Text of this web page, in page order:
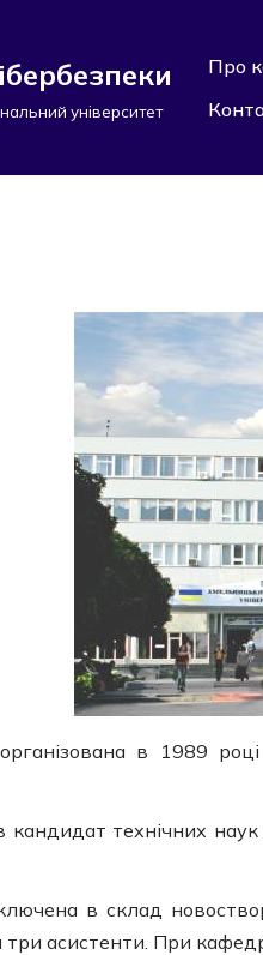
університет
Про
в 1989
технічних
в склад
асистенти. При